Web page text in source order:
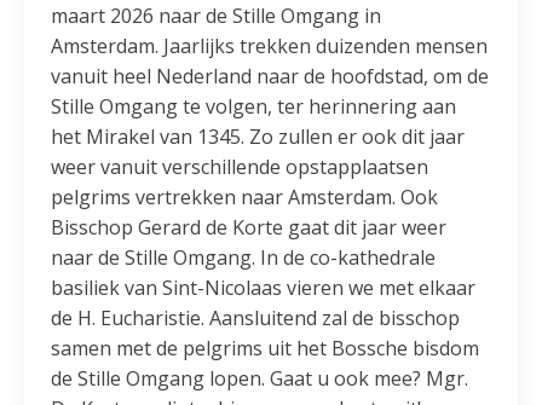
maart 2026 naar de Stille Omgang in
Amsterdam. Jaarlijks trekken duizenden mensen
vanuit heel Nederland naar de hoofdstad, om de
Stille Omgang te volgen, ter herinnering aan
het Mirakel van 1345. Zo zullen er ook dit jaar
weer vanuit verschillende opstapplaatsen
pelgrims vertrekken naar Amsterdam. Ook
Bisschop Gerard de Korte gaat dit jaar weer
naar de Stille Omgang. In de co-kathedrale
basiliek van Sint-Nicolaas vieren we met elkaar
de H. Eucharistie. Aansluitend zal de bisschop
samen met de pelgrims uit het Bossche bisdom
de Stille Omgang lopen. Gaat u ook mee? Mgr.